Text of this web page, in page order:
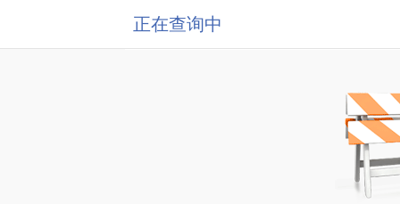
正在查询中